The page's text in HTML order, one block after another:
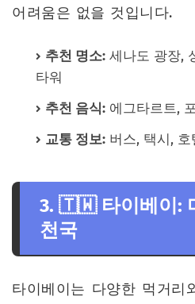
어려움은 없을 것입니다.
추천 명소: 세나도 광장,
타워
추천 음식: 에그타르트,
교통 정보: 버스, 택시, 호
3. 🇹🇼 타이베이:
천국
타이베이는 다양한 먹거